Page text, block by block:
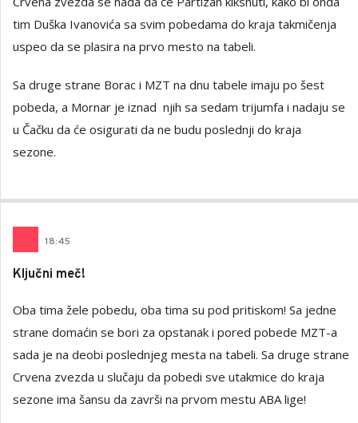
tim Duška Ivanovića sa svim pobedama do kraja takmičenja
uspeo da se plasira na prvo mesto na tabeli.
Sa druge strane Borac i MZT na dnu tabele imaju po šest
pobeda, a Mornar je iznad njih sa sedam trijumfa i nadaju se
u Čačku da će osigurati da ne budu poslednji do kraja
sezone.
18:45
Ključni meč!
Oba tima žele pobedu, oba tima su pod pritiskom! Sa jedne
strane domaćin se bori za opstanak i pored pobede MZT-a
sada je na deobi poslednjeg mesta na tabeli. Sa druge strane
Crvena zvezda u slučaju da pobedi sve utakmice do kraja
sezone ima šansu da završi na prvom mestu ABA lige!